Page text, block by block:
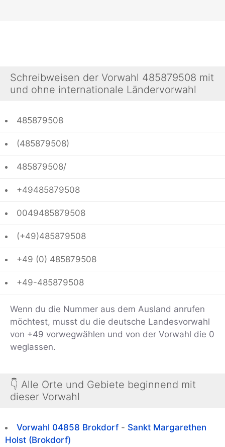
Schreibweisen der Vorwahl 485879508 mit
und ohne internationale Ländervorwahl
485879508
(485879508)
485879508/
+49485879508
0049485879508
(+49)485879508
+49 (0) 485879508
+49-485879508
Wenn du die Nummer aus dem Ausland anrufen
möchtest, musst du die deutsche Landesvorwahl
von +49 vorwegwählen und von der Vorwahl die 0
weglassen.
👇 Alle Orte und Gebiete beginnend mit
dieser Vorwahl
Vorwahl 04858 Brokdorf - Sankt Margarethen
Holst (Brokdorf)